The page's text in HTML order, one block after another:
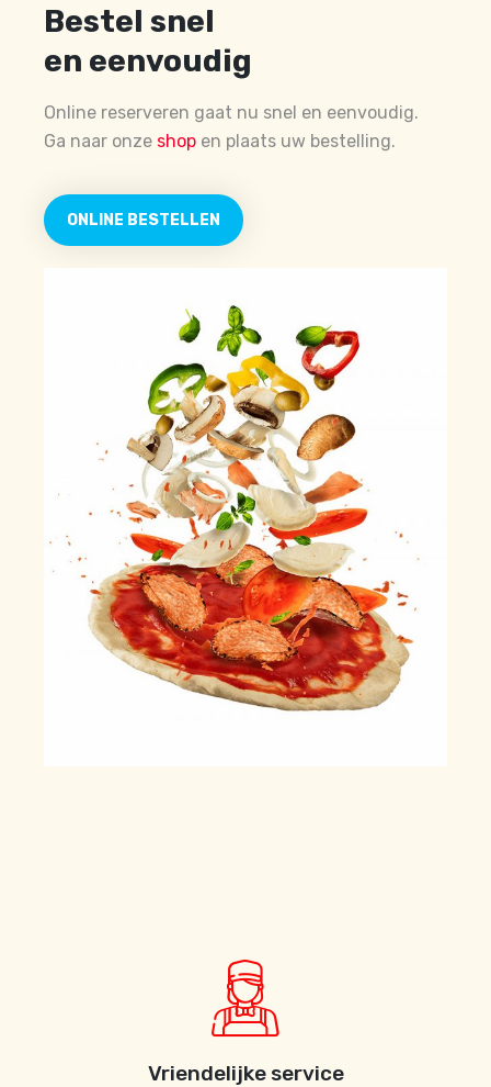
Bestel snel
en eenvoudig
Online reserveren gaat nu snel en eenvoudig.
Ga naar onze shop en plaats uw bestelling.
ONLINE BESTELLEN
Vriendelijke service